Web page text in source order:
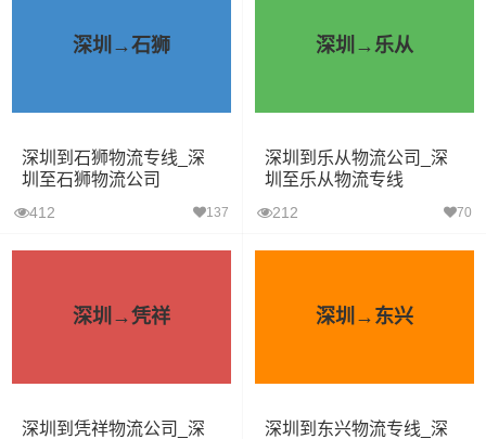
深圳→石狮
深圳到石狮物流专线_深
圳至石狮物流公司
412 137
深圳→乐从
深圳到乐从物流公司_深
圳至乐从物流专线
212 70
深圳→凭祥
深圳到凭祥物流公司_深
深圳→东兴
深圳到东兴物流专线_深